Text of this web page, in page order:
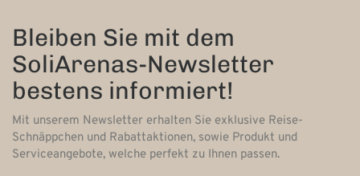
Bleiben Sie mit dem
SoliArenas-Newsletter
bestens informiert!
Mit unserem Newsletter erhalten Sie exklusive Reise-
Schnäppchen und Rabattaktionen, sowie Produkt und
Serviceangebote, welche perfekt zu Ihnen passen.